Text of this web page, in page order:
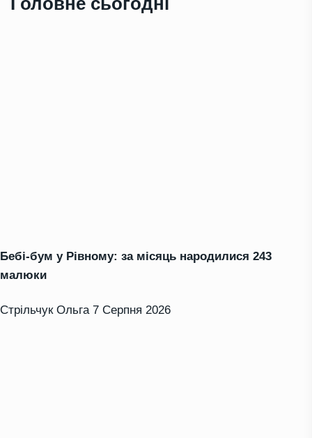
Бебі-бум у Рівному: за місяць народилися 243
малюки
Стрільчук Ольга 7 Серпня 2026